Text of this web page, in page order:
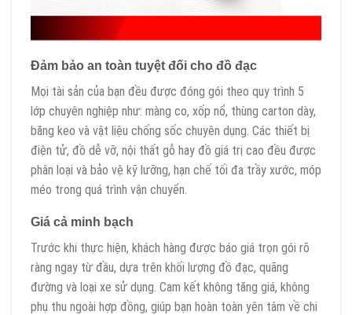
Đảm bảo an toàn tuyệt đối cho đồ đạc
Mọi tài sản của bạn đều được đóng gói theo quy trình 5
lớp chuyên nghiệp như: màng co, xốp nổ, thùng carton dày,
băng keo và vật liệu chống sốc chuyên dụng. Các thiết bị
điện tử, đồ dễ vỡ, nội thất gỗ hay đồ giá trị cao đều được
phân loại và bảo vệ kỹ lưỡng, hạn chế tối đa trầy xước, móp
méo trong quá trình vận chuyển.
Giá cả minh bạch
Trước khi thực hiện, khách hàng được báo giá trọn gói rõ
ràng ngay từ đầu, dựa trên khối lượng đồ đạc, quãng
đường và loại xe sử dụng. Cam kết không tăng giá, không
phụ thu ngoài hợp đồng, giúp bạn hoàn toàn yên tâm về chi